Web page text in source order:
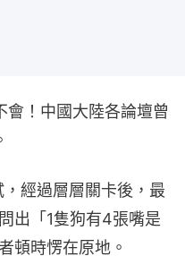
會！中國大陸各論壇曾
經過層層關卡後，最
出「1隻狗有4張嘴是
頓時愣在原地。